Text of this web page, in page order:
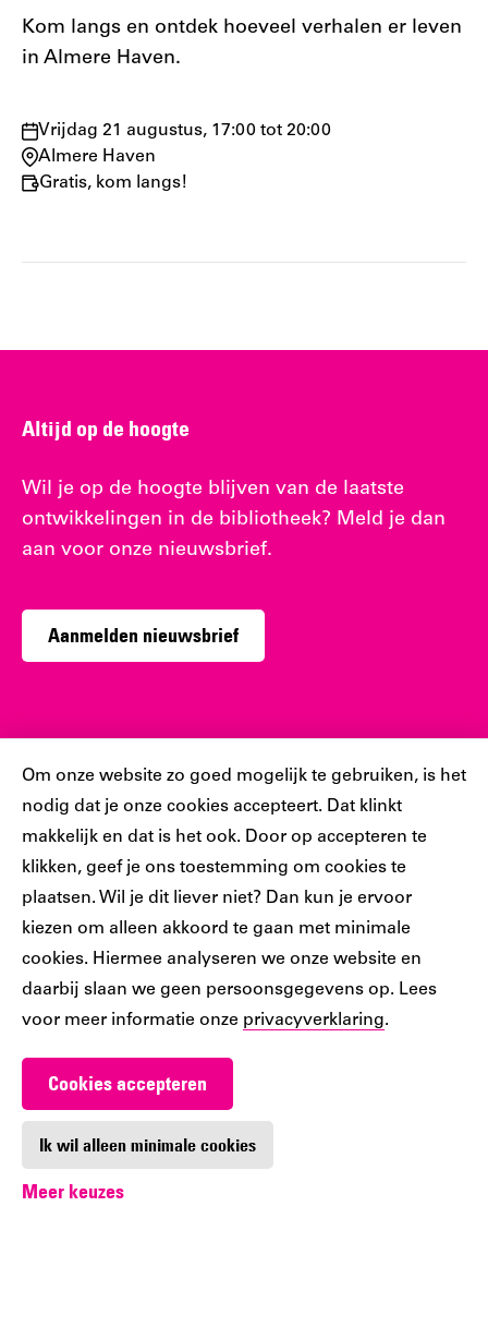
Cookiebar
Om onze website zo goed mogelijk te gebruiken, is het
nodig dat je onze cookies accepteert. Dat klinkt
makkelijk en dat is het ook. Door op accepteren te
klikken, geef je ons toestemming om cookies te
plaatsen. Wil je dit liever niet? Dan kun je ervoor
kiezen om alleen akkoord te gaan met minimale
cookies. Hiermee analyseren we onze website en
daarbij slaan we geen persoonsgegevens op. Lees
voor meer informatie onze privacyverklaring.
Cookies accepteren
Ik wil alleen minimale cookies
Meer keuzes
Kom langs en ontdek hoeveel verhalen er leven
in Almere Haven.
Waar
en
wanneer:
Vrijdag 21 augustus, 17:00 tot 20:00
Almere Haven
Gratis, kom langs!
Altijd op de hoogte
Wil je op de hoogte blijven van de laatste
ontwikkelingen in de bibliotheek? Meld je dan
aan voor onze nieuwsbrief.
Aanmelden nieuwsbrief
Sociaal
Volg jij ons al?
Ons
account
Ons
account
Ons
Instagram
account
Ons
account
Ons
account
Werken bij De Nieuwe Bibliotheek
Digitoegankelijkheid